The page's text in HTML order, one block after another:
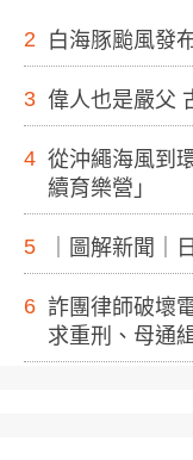
2 白海豚颱風發
3 偉人也是嚴父
4 從沖繩海風到
續育樂營」
5 ｜圖解新聞｜
6 詐團律師破壞
求重刑、母通